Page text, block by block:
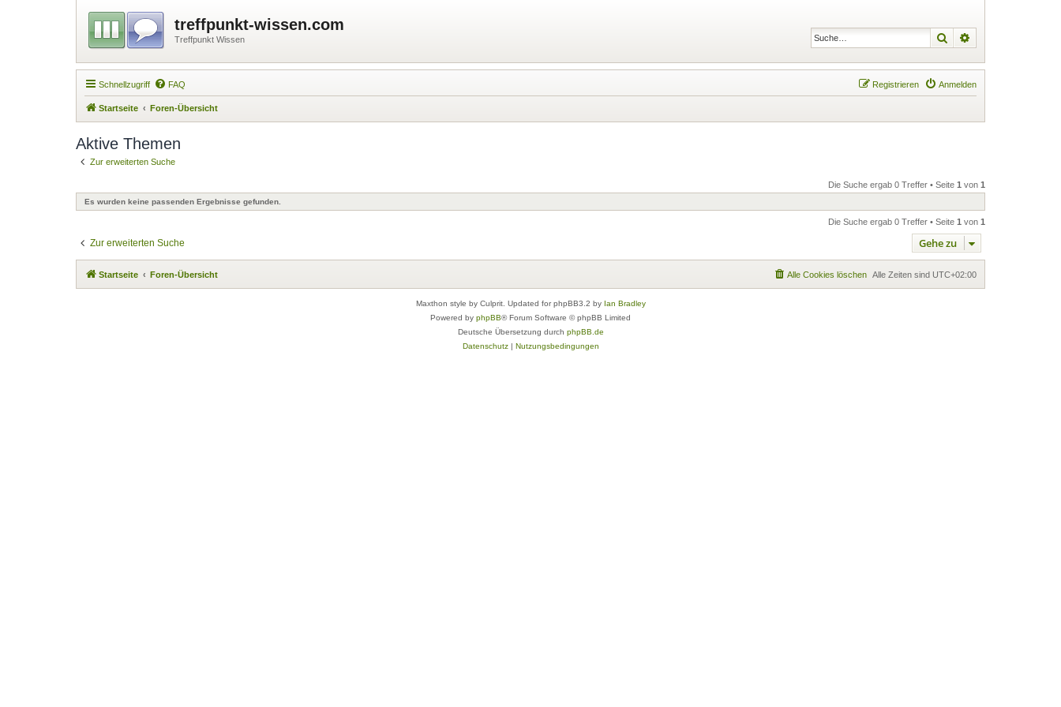
treffpunkt-wissen.com
Treffpunkt Wissen Suche
Schnellzugriff FAQ Anmelden
Registrieren
Startseite Foren-Übersicht
Aktive Themen
Zur erweiterten Suche
Die Suche ergab 0 Treffer • Seite 1 von 1
Es wurden keine passenden Ergebnisse gefunden.
Die Suche ergab 0 Treffer • Seite 1 von 1
Zur erweiterten Suche Gehe zu
Startseite Foren-Übersicht Alle Zeiten sind UTC+02:00
Alle Cookies löschen
Maxthon style by Culprit. Updated for phpBB3.2 by Ian Bradley
Powered by phpBB® Forum Software © phpBB Limited
Deutsche Übersetzung durch phpBB.de
Datenschutz| Nutzungsbedingungen